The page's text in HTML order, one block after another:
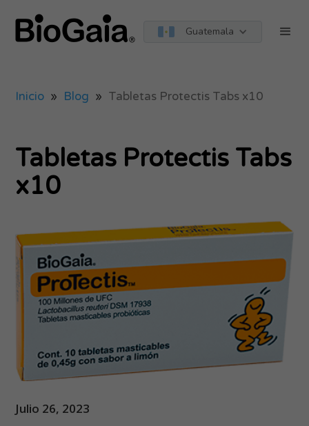
Guatemala
Inicio » Blog » Tabletas Protectis Tabs x10
Tabletas Protectis Tabs
x10
Julio 26, 2023